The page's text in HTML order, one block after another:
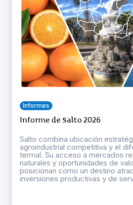
Informes
Informe de Salto 2026
Salto combina ubicación
agroindustrial competitiva y el
termal. Su acceso a mercados
naturales y oportunidades de
posicionan como un destino
inversiones productivas y de